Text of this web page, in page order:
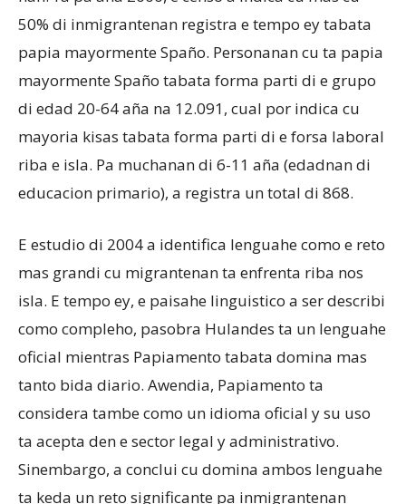
50% di inmigrantenan registra e tempo ey tabata
papia mayormente Spaño. Personanan cu ta papia
mayormente Spaño tabata forma parti di e grupo
di edad 20-64 aña na 12.091, cual por indica cu
mayoria kisas tabata forma parti di e forsa laboral
riba e isla. Pa muchanan di 6-11 aña (edadnan di
educacion primario), a registra un total di 868.
E estudio di 2004 a identifica lenguahe como e reto
mas grandi cu migrantenan ta enfrenta riba nos
isla. E tempo ey, e paisahe linguistico a ser describi
como compleho, pasobra Hulandes ta un lenguahe
oficial mientras Papiamento tabata domina mas
tanto bida diario. Awendia, Papiamento ta
considera tambe como un idioma oficial y su uso
ta acepta den e sector legal y administrativo.
Sinembargo, a conclui cu domina ambos lenguahe
ta keda un reto significante pa inmigrantenan